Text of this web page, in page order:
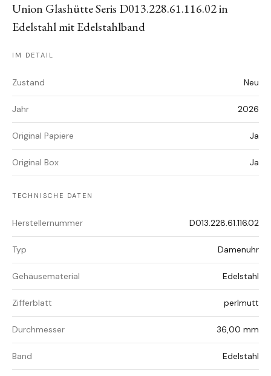
Union Glashütte Seris D013.228.61.116.02 in
Edelstahl mit Edelstahlband
IM DETAIL
Zustand Neu
Jahr 2026
Original Papiere Ja
Original Box Ja
TECHNISCHE DATEN
Herstellernummer D013.228.61.116.02
Typ Damenuhr
Gehäusematerial Edelstahl
Zifferblatt perlmutt
Durchmesser 36,00 mm
Band Edelstahl